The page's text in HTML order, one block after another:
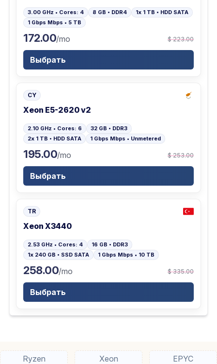
3.00 GHz • Cores: 4 8 GB • DDR4
1x 1 TB • HDD SATA
1 Gbps Mbps • 5 TB
172.00/mo $ 223.00
Выбрать
CY
Xeon E5-2620 v2
2.10 GHz • Cores: 6
32 GB • DDR3
2x 1 TB • HDD SATA
1 Gbps Mbps • Unmetered
195.00/mo $ 253.00
Выбрать
TR
Xeon X3440
2.53 GHz • Cores: 4
16 GB • DDR3
1x 240 GB • SSD SATA
1 Gbps Mbps • 10 TB
258.00/mo $ 335.00
Выбрать
Ryzen Xeon
EPYC